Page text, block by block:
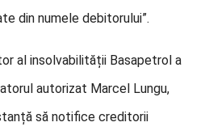
din numele debitorului”.
al insolvabilității Basapetrol a
autorizat Marcel Lungu,
să notifice creditorii